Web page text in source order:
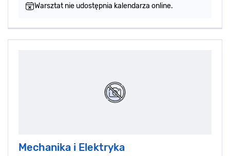
Warsztat nie udostępnia kalendarza online.
Mechanika i Elektryka